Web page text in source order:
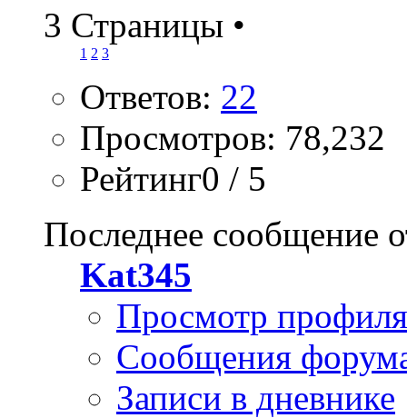
3 Страницы •
1 2 3
Ответов: 22
Просмотров: 78,232
Рейтинг0 / 5
Последнее сообщение
Kat345
Просмотр профиля
Сообщения
Записи в дневнике